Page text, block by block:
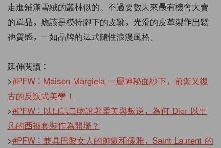
走進鋪滿雪絨的叢林似的。不過要數未來最有機會大賣
的單品，應該是模特腳下的皮靴，光滑的皮革製作出鬆
弛質感，一如品牌的法式隨性浪漫風格。
延伸閱讀：
>#PFW：Maison Margiela 一層神秘面紗下，前衛又復
古的反叛式美學！
>#PFW：以日誌口吻說著柔美與叛逆，為何 Dior 以平
凡的西褲套裝作為開場？
>#PFW：兼具巴黎女人的帥氣和優雅，Saint Laurent 的